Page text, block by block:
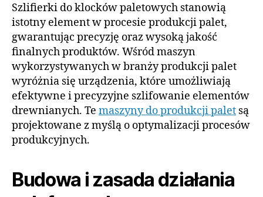
Szlifierki do klocków paletowych stanowią
istotny element w procesie produkcji palet,
gwarantując precyzję oraz wysoką jakość
finalnych produktów. Wśród maszyn
wykorzystywanych w branży produkcji palet
wyróżnia się urządzenia, które umożliwiają
efektywne i precyzyjne szlifowanie elementów
drewnianych. Te maszyny do produkcji palet są
projektowane z myślą o optymalizacji procesów
produkcyjnych.
Budowa i zasada działania